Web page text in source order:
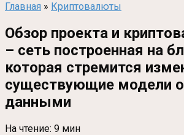
Главная » Криптовалюты
Обзор проекта и
– сеть построенная на
которая стремится
существующие модели
данными
На чтение: 9 мин